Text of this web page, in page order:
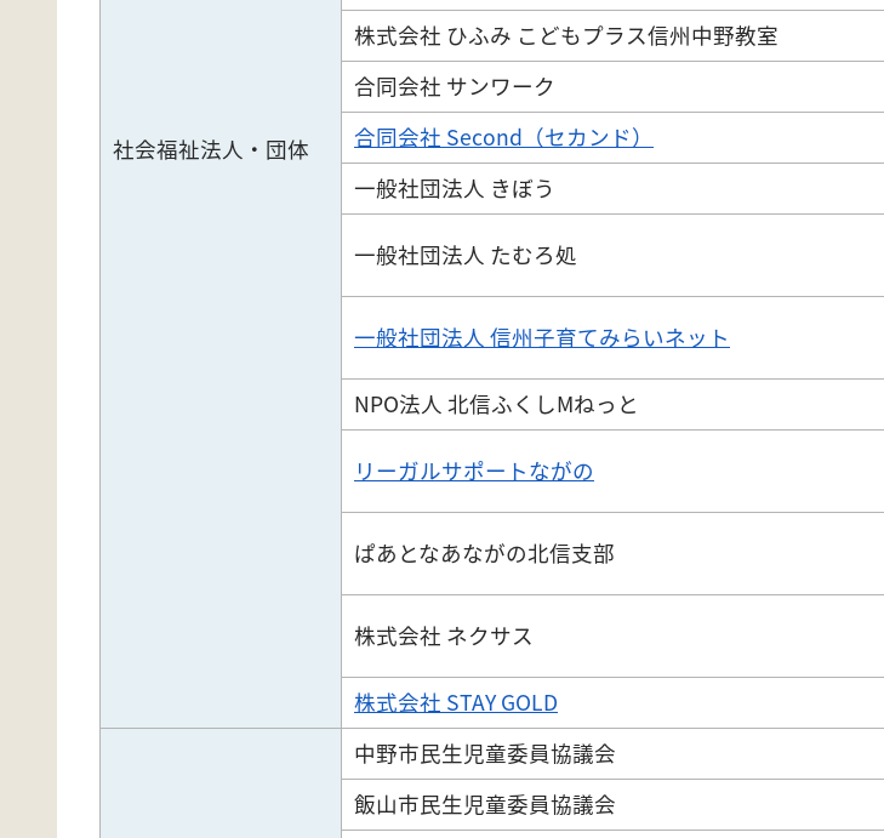
社会福祉法人・団体
株式会社 ひふみ こどもプラス信州中野教室
合同会社 サンワーク
合同会社 Second（セカンド）
一般社団法人 きぼう
一般社団法人 たむろ処
一般社団法人 信州子育てみらいネット
NPO法人 北信ふくしMねっと
リーガルサポートながの
ぱあとなあながの北信支部
株式会社 ネクサス
株式会社 STAY GOLD
中野市民生児童委員協議会
飯山市民生児童委員協議会